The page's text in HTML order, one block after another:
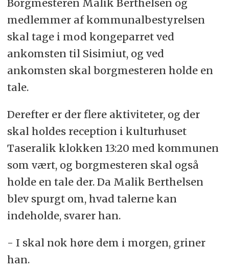
Borgmesteren Malik Berthelsen og
medlemmer af kommunalbestyrelsen
skal tage i mod kongeparret ved
ankomsten til Sisimiut, og ved
ankomsten skal borgmesteren holde en
tale.
Derefter er der flere aktiviteter, og der
skal holdes reception i kulturhuset
Taseralik klokken 13:20 med kommunen
som vært, og borgmesteren skal også
holde en tale der. Da Malik Berthelsen
blev spurgt om, hvad talerne kan
indeholde, svarer han.
- I skal nok høre dem i morgen, griner
han.